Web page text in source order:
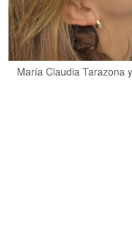
María Claudia Tarazona